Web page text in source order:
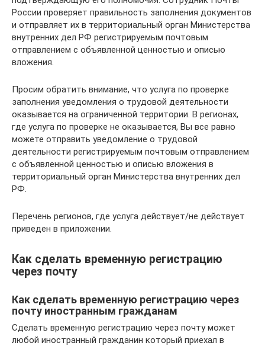
России проверяет правильность заполнения документов
и отправляет их в территориальный орган Министерства
внутренних дел РФ регистрируемым почтовым
отправлением с объявленной ценностью и описью
вложения.
Просим обратить внимание, что услуга по проверке
заполнения уведомления о трудовой деятельности
оказывается на ограниченной территории. В регионах,
где услуга по проверке не оказывается, Вы все равно
можете отправить уведомление о трудовой
деятельности регистрируемым почтовым отправлением
с объявленной ценностью и описью вложения в
территориальный орган Министерства внутренних дел
РФ.
Перечень регионов, где услуга действует/не действует
приведен в приложении.
Как сделать временную регистрацию
через почту
Как сделать временную регистрацию через
почту иностранным гражданам
Сделать временную регистрацию через почту может
любой иностранный гражданин который приехал в